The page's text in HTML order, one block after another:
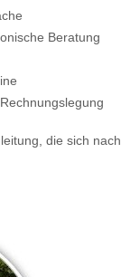
Beratung
die sich nach